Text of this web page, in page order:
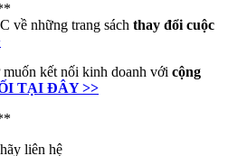
những trang sách thay đổi cuộc
kết nối kinh doanh với cộng
TẠI ĐÂY >>
liên hệ